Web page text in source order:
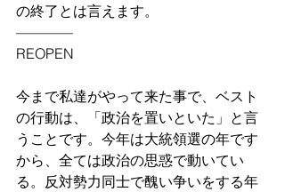
の終了とは言えます。
————
REOPEN
今まで私達がやって来た事で、ベスト
の行動は、「政治を置いといた」と言
うことです。今年は大統領選の年です
から、全ては政治の思惑で動いてい
る。反対勢力同士で醜い争いをする年